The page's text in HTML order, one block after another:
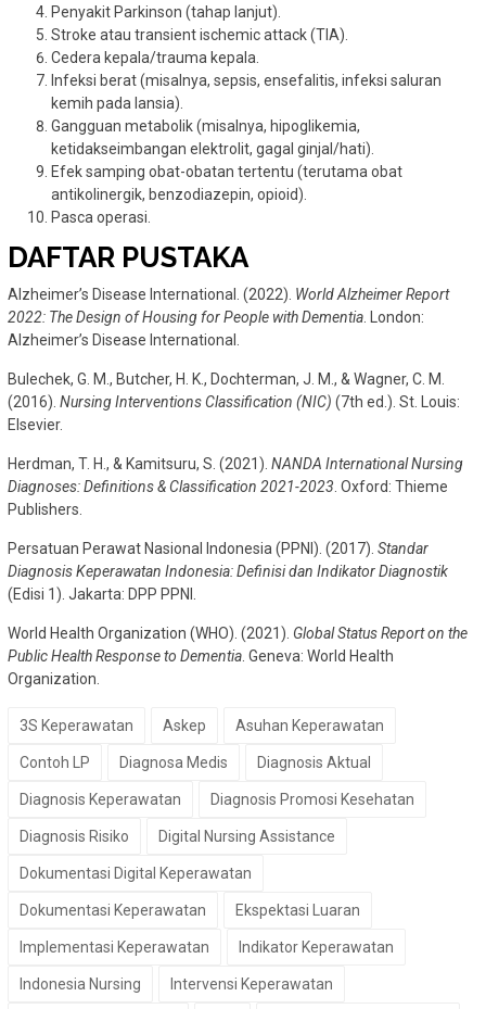
Penyakit Parkinson (tahap lanjut).
Stroke atau transient ischemic attack (TIA).
Cedera kepala/trauma kepala.
Infeksi berat (misalnya, sepsis, ensefalitis, infeksi saluran
kemih pada lansia).
Gangguan metabolik (misalnya, hipoglikemia,
ketidakseimbangan elektrolit, gagal ginjal/hati).
Efek samping obat-obatan tertentu (terutama obat
antikolinergik, benzodiazepin, opioid).
Pasca operasi.
DAFTAR PUSTAKA
Alzheimer’s Disease International. (2022). World Alzheimer Report
2022: The Design of Housing for People with Dementia . London:
Alzheimer’s Disease International.
Bulechek, G. M., Butcher, H. K., Dochterman, J. M., & Wagner, C. M.
(2016). Nursing Interventions Classification (NIC) (7th ed.). St. Louis:
Elsevier.
Herdman, T. H., & Kamitsuru, S. (2021). NANDA International Nursing
Diagnoses: Definitions & Classification 2021-2023 . Oxford: Thieme
Publishers.
Persatuan Perawat Nasional Indonesia (PPNI). (2017). Standar
Diagnosis Keperawatan Indonesia: Definisi dan Indikator Diagnostik
(Edisi 1). Jakarta: DPP PPNI.
World Health Organization (WHO). (2021). Global Status Report on the
Public Health Response to Dementia . Geneva: World Health
Organization.
3S Keperawatan Askep Asuhan Keperawatan
Contoh LP Diagnosa Medis Diagnosis Aktual
Diagnosis Keperawatan Diagnosis Promosi Kesehatan
Diagnosis Risiko Digital Nursing Assistance
Dokumentasi Digital Keperawatan
Dokumentasi Keperawatan Ekspektasi Luaran
Implementasi Keperawatan Indikator Keperawatan
Indonesia Nursing Intervensi Keperawatan